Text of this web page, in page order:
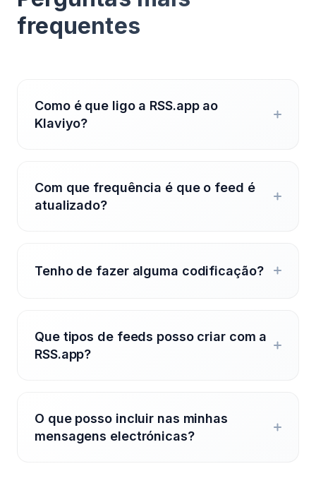
frequentes
Como é que ligo a RSS.app ao
Klaviyo?
Com que frequência é que o feed é
atualizado?
Tenho de fazer alguma codificação?
Que tipos de feeds posso criar com a
RSS.app?
O que posso incluir nas minhas
mensagens electrónicas?